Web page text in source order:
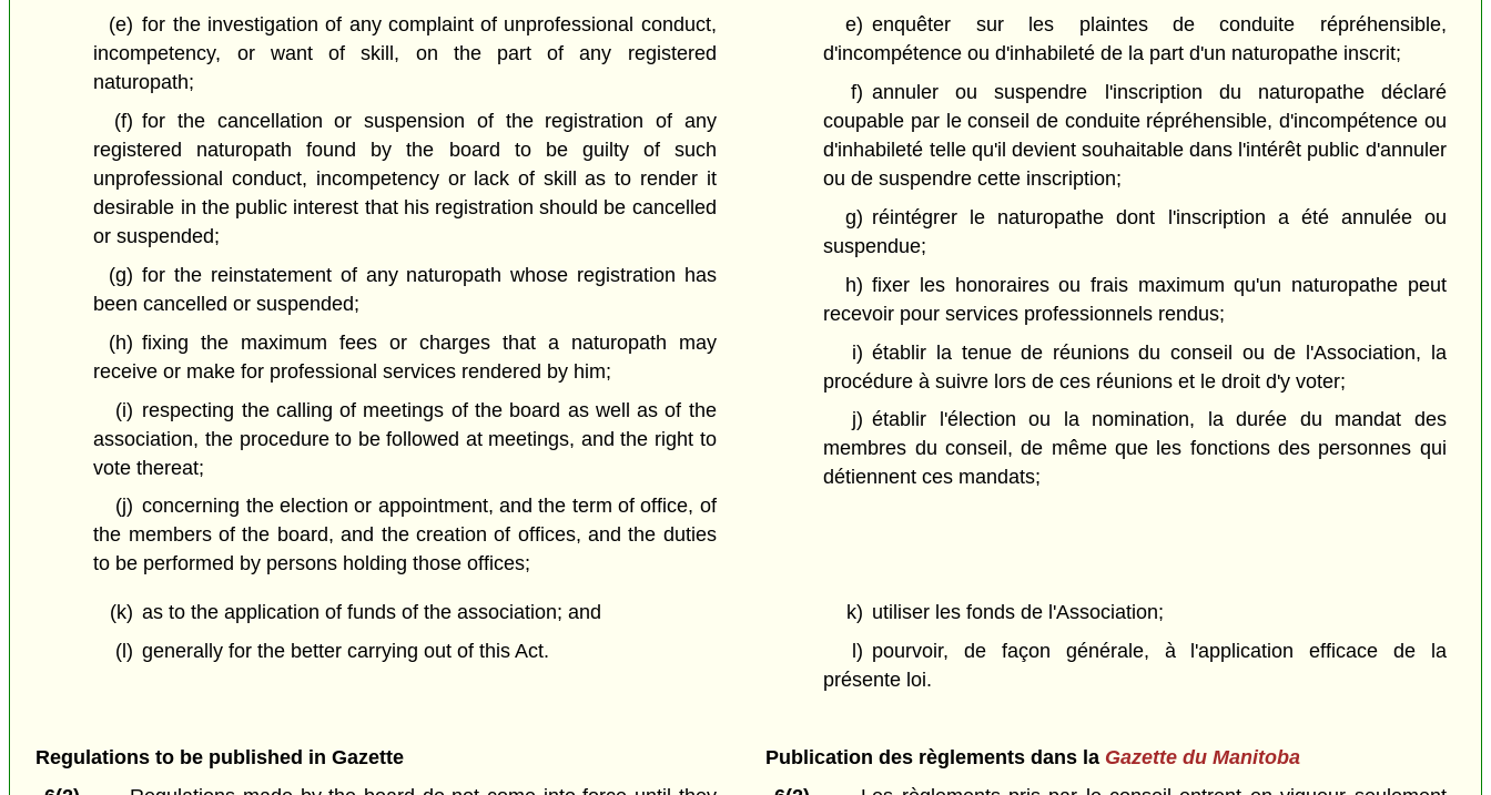
(e) for the investigation of any complaint of unprofessional conduct,
incompetency, or want of skill, on the part of any registered
naturopath;
(f) for the cancellation or suspension of the registration of any
registered naturopath found by the board to be guilty of such
unprofessional conduct, incompetency or lack of skill as to render it
desirable in the public interest that his registration should be cancelled
or suspended;
(g) for the reinstatement of any naturopath whose registration has
been cancelled or suspended;
(h) fixing the maximum fees or charges that a naturopath may
receive or make for professional services rendered by him;
(i) respecting the calling of meetings of the board as well as of the
association, the procedure to be followed at meetings, and the right to
vote thereat;
(j) concerning the election or appointment, and the term of office, of
the members of the board, and the creation of offices, and the duties
to be performed by persons holding those offices;
e) enquêter sur les plaintes de conduite répréhensible,
d'incompétence ou d'inhabileté de la part d'un naturopathe inscrit;
f) annuler ou suspendre l'inscription du naturopathe déclaré
coupable par le conseil de conduite répréhensible, d'incompétence ou
d'inhabileté telle qu'il devient souhaitable dans l'intérêt public d'annuler
ou de suspendre cette inscription;
g) réintégrer le naturopathe dont l'inscription a été annulée ou
suspendue;
h) fixer les honoraires ou frais maximum qu'un naturopathe peut
recevoir pour services professionnels rendus;
i) établir la tenue de réunions du conseil ou de l'Association, la
procédure à suivre lors de ces réunions et le droit d'y voter;
j) établir l'élection ou la nomination, la durée du mandat des
membres du conseil, de même que les fonctions des personnes qui
détiennent ces mandats;
(k) as to the application of funds of the association; and
(l) generally for the better carrying out of this Act.
k) utiliser les fonds de l'Association;
l) pourvoir, de façon générale, à l'application efficace de la
présente loi.
Regulations to be published in Gazette
Publication des règlements dans la Gazette du Manitoba